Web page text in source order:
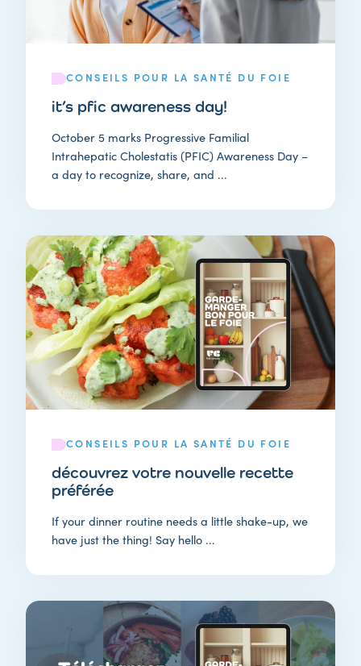
CONSEILS POUR LA SANTÉ DU FOIE
it’s pfic awareness day!
October 5 marks Progressive Familial
Intrahepatic Cholestatis (PFIC) Awareness Day –
a day to recognize, share, and ...
CONSEILS POUR LA SANTÉ DU FOIE
découvrez votre nouvelle recette
préférée
If your dinner routine needs a little shake-up, we
have just the thing! Say hello ...